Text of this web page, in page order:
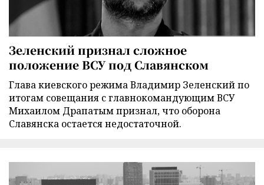
Зеленский признал сложное
положение ВСУ под Славянском
Глава киевского режима Владимир Зеленский по
итогам совещания с главнокомандующим ВСУ
Михаилом Драпатым признал, что оборона
Славянска остается недостаточной.